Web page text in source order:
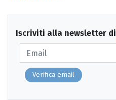
Iscriviti alla newsletter di
Verifica email